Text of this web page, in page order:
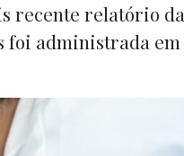
recente relatório da
foi administrada em